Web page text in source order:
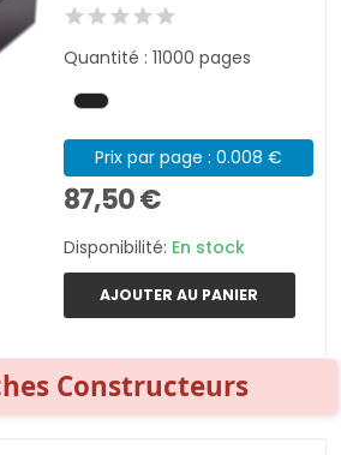
Quantité : 11000 pages
Prix par page : 0.008 €
87,50 €
Disponibilité: En stock
AJOUTER AU PANIER
Constructeurs